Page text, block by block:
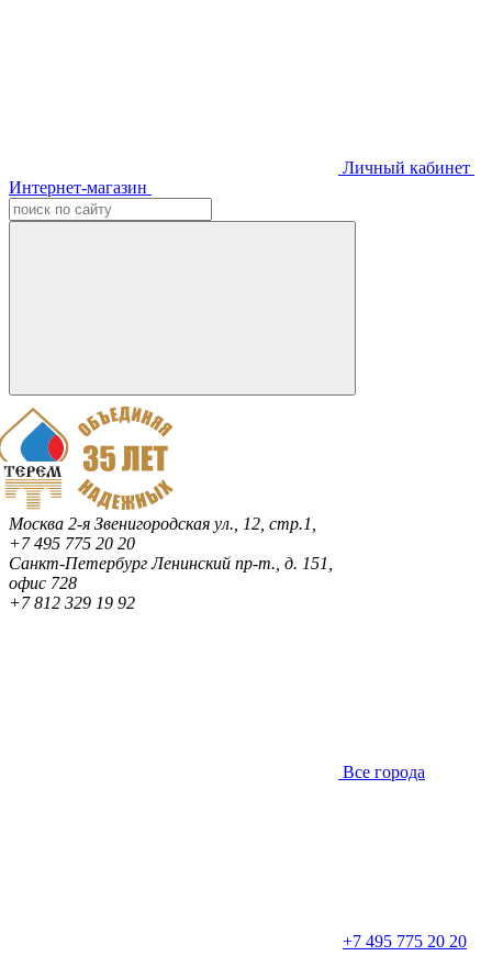
Личный кабинет
Интернет-магазин
Москва 2-я Звенигородская ул., 12, стр.1,
+7 495 775 20 20
Санкт-ПетербургЛенинский пр-т., д. 151,
офис 728
+7 812 329 19 92
Все города
+7 495 775 20 20